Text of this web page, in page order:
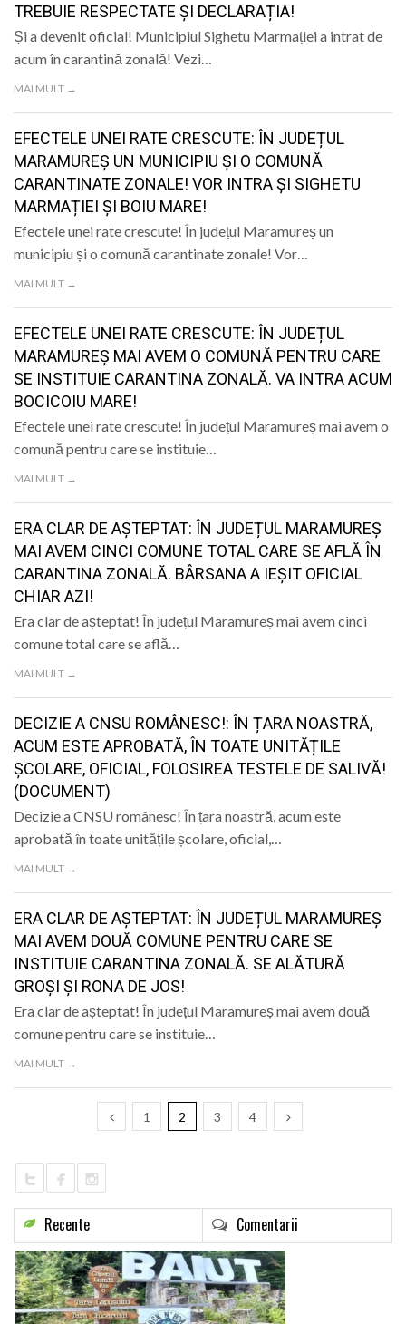
TREBUIE RESPECTATE ȘI DECLARAȚIA!
Și a devenit oficial! Municipiul Sighetu Marmației a intrat de
acum în carantină zonală! Vezi…
MAI MULT →
EFECTELE UNEI RATE CRESCUTE: ÎN JUDEȚUL
MARAMUREȘ UN MUNICIPIU ȘI O COMUNĂ
CARANTINATE ZONALE! VOR INTRA ȘI SIGHETU
MARMAȚIEI ȘI BOIU MARE!
Efectele unei rate crescute! În județul Maramureș un
municipiu și o comună carantinate zonale! Vor…
MAI MULT →
EFECTELE UNEI RATE CRESCUTE: ÎN JUDEȚUL
MARAMUREȘ MAI AVEM O COMUNĂ PENTRU CARE
SE INSTITUIE CARANTINA ZONALĂ. VA INTRA ACUM
BOCICOIU MARE!
Efectele unei rate crescute! În județul Maramureș mai avem o
comună pentru care se instituie…
MAI MULT →
ERA CLAR DE AȘTEPTAT: ÎN JUDEȚUL MARAMUREȘ
MAI AVEM CINCI COMUNE TOTAL CARE SE AFLĂ ÎN
CARANTINA ZONALĂ. BÂRSANA A IEȘIT OFICIAL
CHIAR AZI!
Era clar de așteptat! În județul Maramureș mai avem cinci
comune total care se află…
MAI MULT →
DECIZIE A CNSU ROMÂNESC!: ÎN ȚARA NOASTRĂ,
ACUM ESTE APROBATĂ, ÎN TOATE UNITĂȚILE
ȘCOLARE, OFICIAL, FOLOSIREA TESTELE DE SALIVĂ!
(DOCUMENT)
Decizie a CNSU românesc! În țara noastră, acum este
aprobată în toate unitățile școlare, oficial,…
MAI MULT →
ERA CLAR DE AȘTEPTAT: ÎN JUDEȚUL MARAMUREȘ
MAI AVEM DOUĂ COMUNE PENTRU CARE SE
INSTITUIE CARANTINA ZONALĂ. SE ALĂTURĂ
GROȘI ȘI RONA DE JOS!
Era clar de așteptat! În județul Maramureș mai avem două
comune pentru care se instituie…
MAI MULT →
1 2 3 4
Recente Comentarii